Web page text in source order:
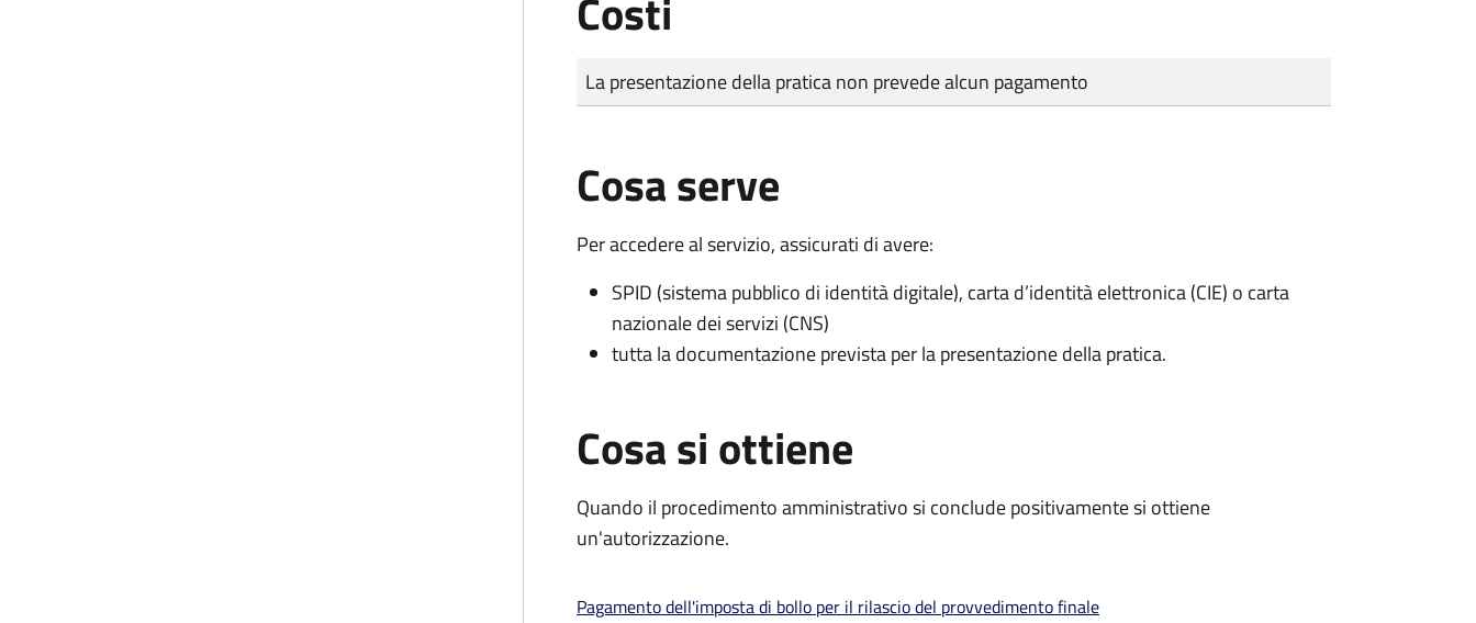
Costi
Tipo di pagamento
Importo
La presentazione della pratica non prevede alcun pagamento
Cosa serve
Per accedere al servizio, assicurati di avere:
SPID (sistema pubblico di identità digitale), carta d’identità elettronica (CIE) o carta
nazionale dei servizi (CNS)
tutta la documentazione prevista per la presentazione della pratica.
Cosa si ottiene
Quando il procedimento amministrativo si conclude positivamente si ottiene
un'autorizzazione.
Pagamento dell'imposta di bollo per il rilascio del provvedimento finale